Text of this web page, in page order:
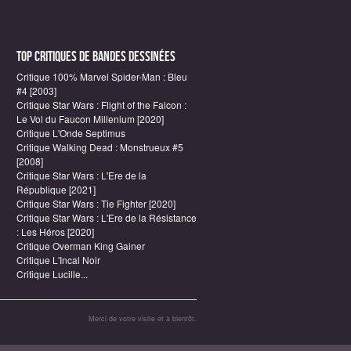
Top critiques de Bandes Dessinées
Critique 100% Marvel Spider-Man : Bleu
#4 [2003]
Critique Star Wars : Flight of the Falcon :
Le Vol du Faucon Millenium [2020]
Critique L'Onde Septimus
Critique Walking Dead : Monstrueux #5
[2008]
Critique Star Wars : L'Ere de la
République [2021]
Critique Star Wars : Tie Fighter [2020]
Critique Star Wars : L'Ere de la Résistance
: Les Héros [2020]
Critique Overman King Gainer
Critique L'Incal Noir
Critique Lucille...
Merci de votre visite et à bientôt.